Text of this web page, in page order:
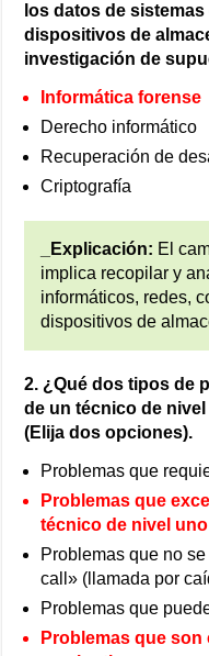
los datos de
dispositivos de
investigación de
Informática forense
Derecho informático
Recuperación de
Criptografía
_Explicación: El
implica recopilar y
informáticos, redes,
dispositivos de
2. ¿Qué dos tipos de
de un técnico de
(Elija dos opciones).
Problemas que
Problemas que
técnico de nivel uno
Problemas que no
call» (llamada por
Problemas que
Problemas que